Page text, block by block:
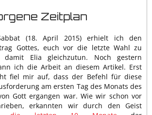
Zeitplan
(18. April 2015) erhielt ich den
Gottes, euch vor die letzte Wahl zu
Elia gleichzutun. Noch gestern
ich die Arbeit an diesem Artikel. Erst
fiel mir auf, dass der Befehl für diese
am ersten Tag des Monats des
Gott ergangen war. Wie wir schon vor
erkannten wir durch den Geist